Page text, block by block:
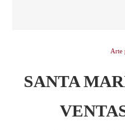
Arte
SANTA